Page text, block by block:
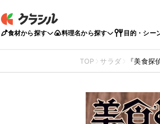
食材から探す 料理名から探す 目的・シー
TOP サラダ 『美食